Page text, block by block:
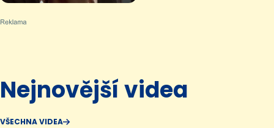
Nejnovější videa
VŠECHNA VIDEA